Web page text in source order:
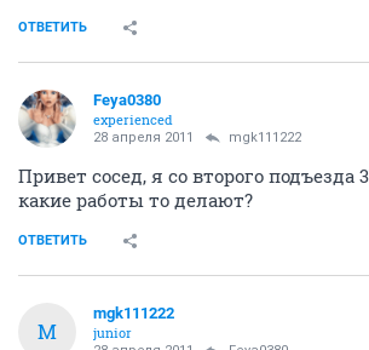
ОТВЕТИТЬ
Feya0380
experienced
28 апреля 2011 mgk111222
Привет сосед, я со второго подъезда
какие работы то делают?
ОТВЕТИТЬ
M
mgk111222
junior